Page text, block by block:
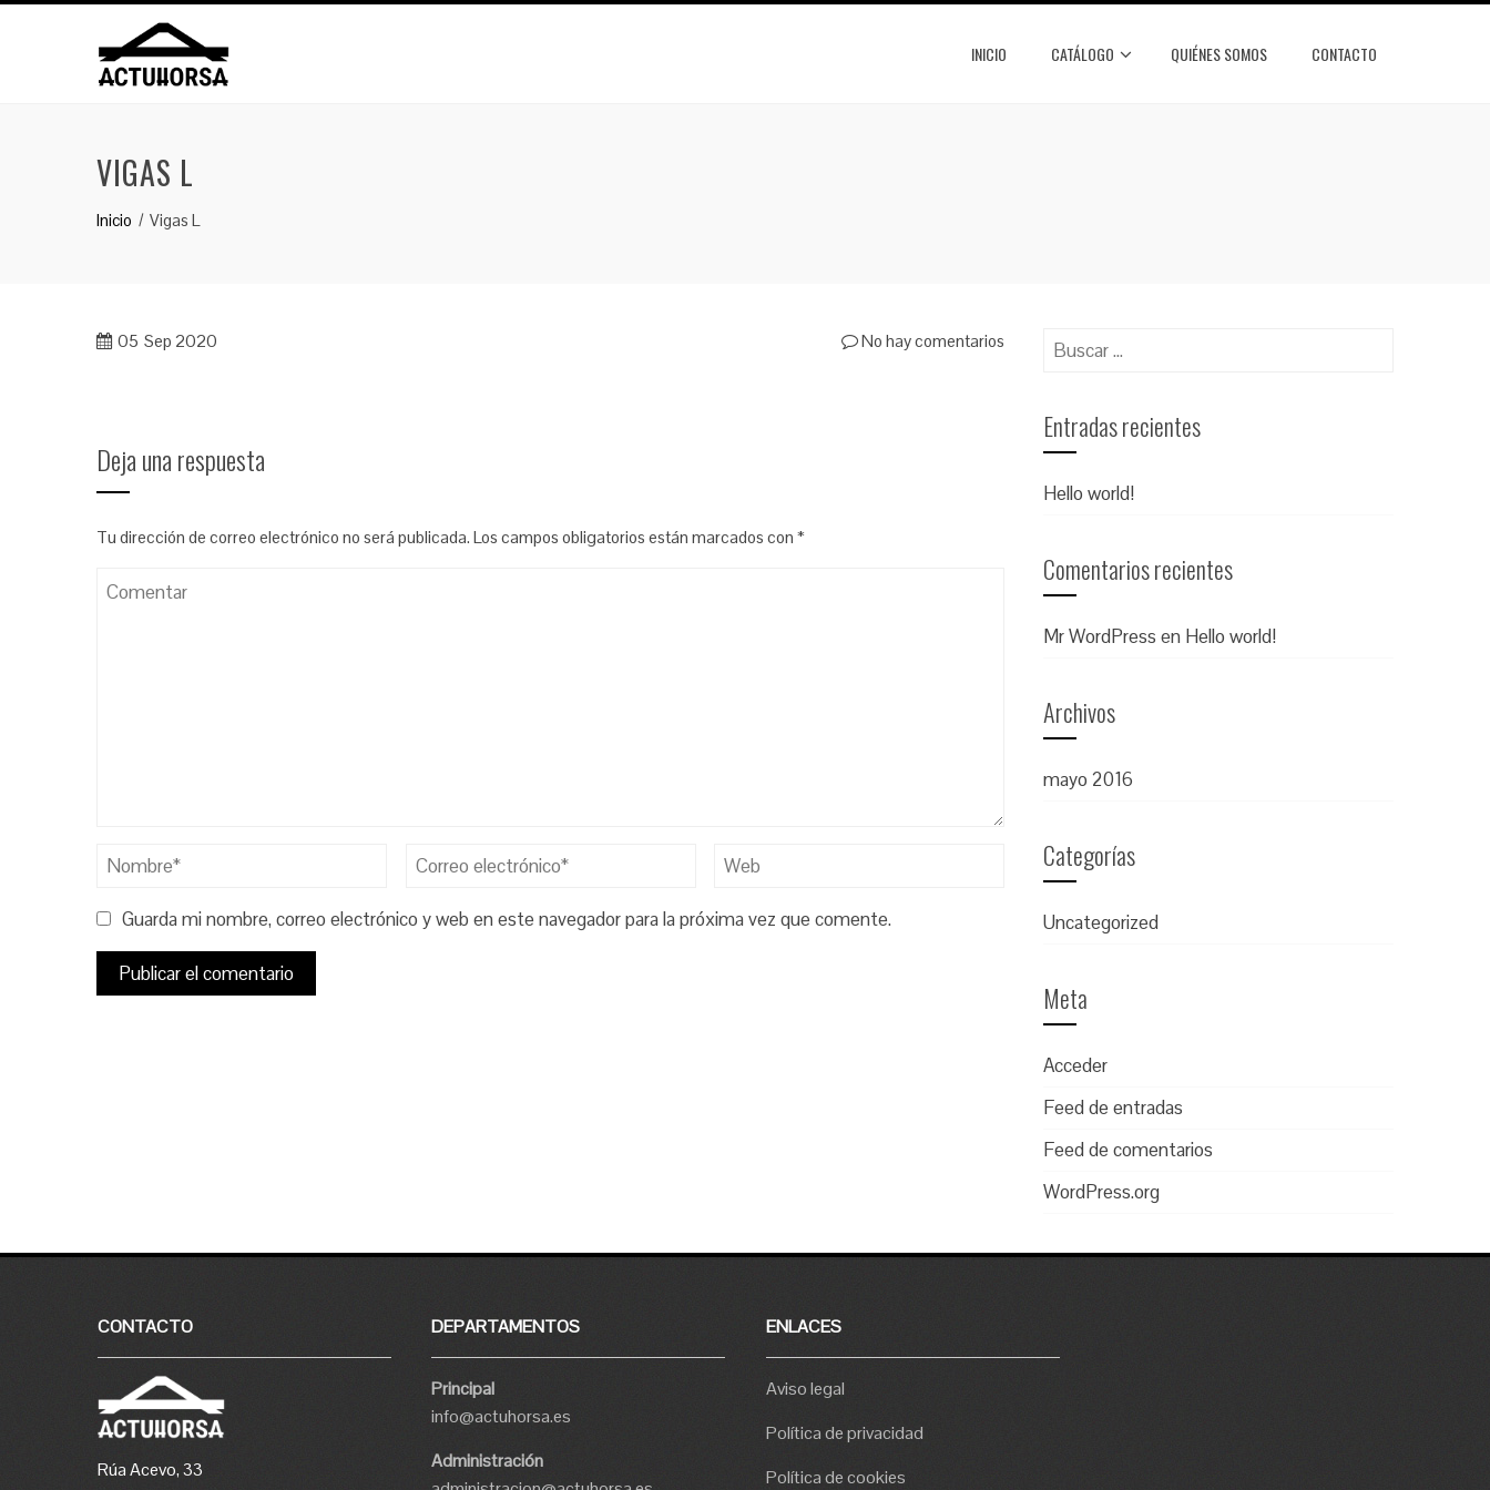
INICIO CATÁLOGO QUIÉNES SOMOS CONTACTO
VIGAS L
Inicio Vigas L
05 Sep 2020 No hay comentarios
Deja una respuesta
Tu dirección de correo electrónico no será publicada. Los campos obligatorios están marcados con *
Guarda mi nombre, correo electrónico y web en este navegador para la próxima vez que comente.
Buscar:
Entradas recientes
Hello world!
Comentarios recientes
Mr WordPress en Hello world!
Archivos
mayo 2016
Categorías
Uncategorized
Meta
Acceder
Feed de entradas
Feed de comentarios
WordPress.org
CONTACTO
Rúa Acevo, 33
DEPARTAMENTOS
Principal
info@actuhorsa.es
Administración
ENLACES
Aviso legal
Política de privacidad
Política de cookies